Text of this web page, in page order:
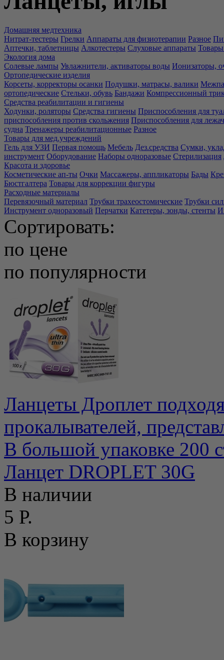
Домашняя медтехника
Нитрат-тестеры Грелки Аппараты для физиотерапии Разное
Аптечки, таблетницы Алкотестеры Слуховые аппараты Товары
Экология дома
Солевые лампы Увлажнители, активаторы воды Ионизаторы,
Ортопедические изделия
Корсеты, корректоры осанки Подушки, матрасы, валики
ортопедические Стельки, обувь Бандажи Компрессионный
Средства реабилитации и гигиены
Ходунки, роляторы Средства гигиены Приспособления для
приспособления против скольжения Приспособления для
судна Тренажеры реабилитационные Разное
Товары для мед.учреждений
Гель для УЗИ Первая помощь Мебель Дез.средства Сумки,
инструмент Оборудование Наборы одноразовые Стерилизация
Красота и здоровье
Косметические ап-ты Очки Массажеры, аппликаторы Бады
Бюстгалтера Товары для коррекции фигуры
Расходные материалы
Перевязочный материал Трубки трахеостомические Трубки
Инструмент одноразовый Перчатки Катетеры, зонды, стенты
Сортировать:
по цене
по популярности
Ланцеты Дроплет
прокалывателей,
В большой упаковке 200
Ланцет DROPLET 30G
В наличии
5 Р.
В корзину